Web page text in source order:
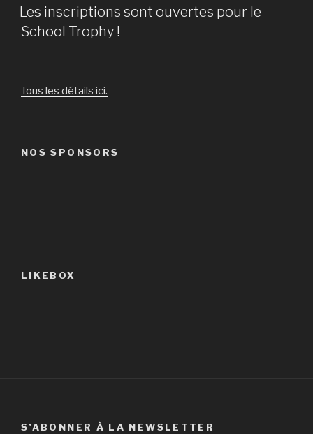
LE
Les inscriptions sont ouvertes pour le
School Trophy !
Tous les détails ici.
NOS SPONSORS
LIKEBOX
S’ABONNER À LA NEWSLETTER